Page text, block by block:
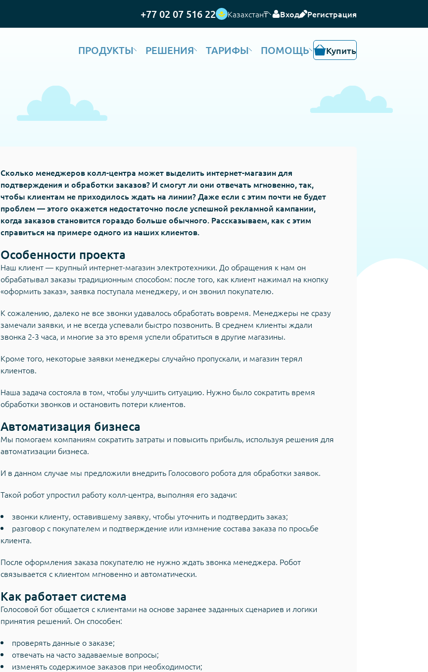
+77 02 07 516 22 Казахстан₸ Вход Регистрация
ПРОДУКТЫ РЕШЕНИЯ ТАРИФЫ ПОМОЩЬ Купить
Сколько менеджеров колл-центра может выделить интернет-магазин для
подтверждения и обработки заказов? И смогут ли они отвечать мгновенно, так,
чтобы клиентам не приходилось ждать на линии? Даже если с этим почти не будет
проблем — этого окажется недостаточно после успешной рекламной кампании,
когда заказов становится гораздо больше обычного. Рассказываем, как с этим
справиться на примере одного из наших клиентов.
Особенности проекта
Наш клиент — крупный интернет-магазин электротехники. До обращения к нам он
обрабатывал заказы традиционным способом: после того, как клиент нажимал на кнопку
«оформить заказ», заявка поступала менеджеру, и он звонил покупателю.
К сожалению, далеко не все звонки удавалось обработать вовремя. Менеджеры не сразу
замечали заявки, и не всегда успевали быстро позвонить. В среднем клиенты ждали
звонка 2-3 часа, и многие за это время успели обратиться в другие магазины.
Кроме того, некоторые заявки менеджеры случайно пропускали, и магазин терял
клиентов.
Наша задача состояла в том, чтобы улучшить ситуацию. Нужно было сократить время
обработки звонков и остановить потери клиентов.
Автоматизация бизнеса
Мы помогаем компаниям сократить затраты и повысить прибыль, используя решения для
автоматизации бизнеса.
И в данном случае мы предложили внедрить Голосового робота для обработки заявок.
Такой робот упростил работу колл-центра, выполняя его задачи:
звонки клиенту, оставившему заявку, чтобы уточнить и подтвердить заказ;
разговор с покупателем и подтверждение или измнение состава заказа по просьбе
клиента.
После оформления заказа покупателю не нужно ждать звонка менеджера. Робот
связывается с клиентом мгновенно и автоматически.
Как работает система
Голосовой бот общается с клиентами на основе заранее заданных сценариев и логики
принятия решений. Он способен:
проверять данные о заказе;
отвечать на часто задаваемые вопросы;
изменять содержимое заказов при необходимости;